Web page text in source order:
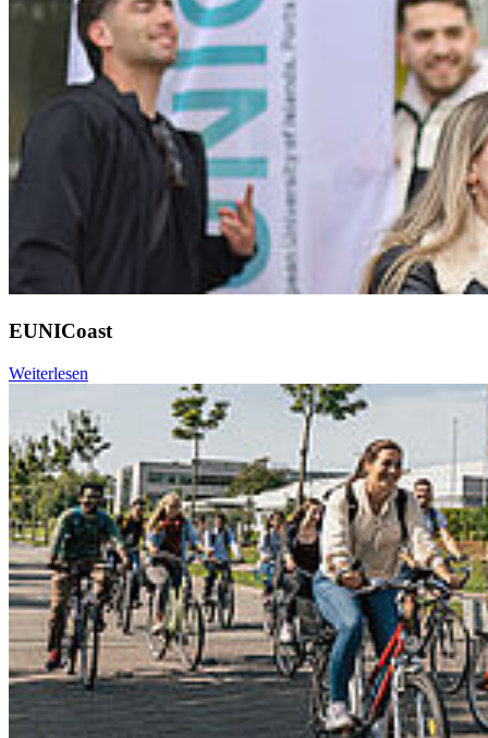
EUNICoast
Weiterlesen
Go to slide 1
Go to slide 2
Go to slide 3
Go to slide 4
Go to slide 5
Go to slide 6
Go to slide 7
Go to slide 8
Go to slide 9